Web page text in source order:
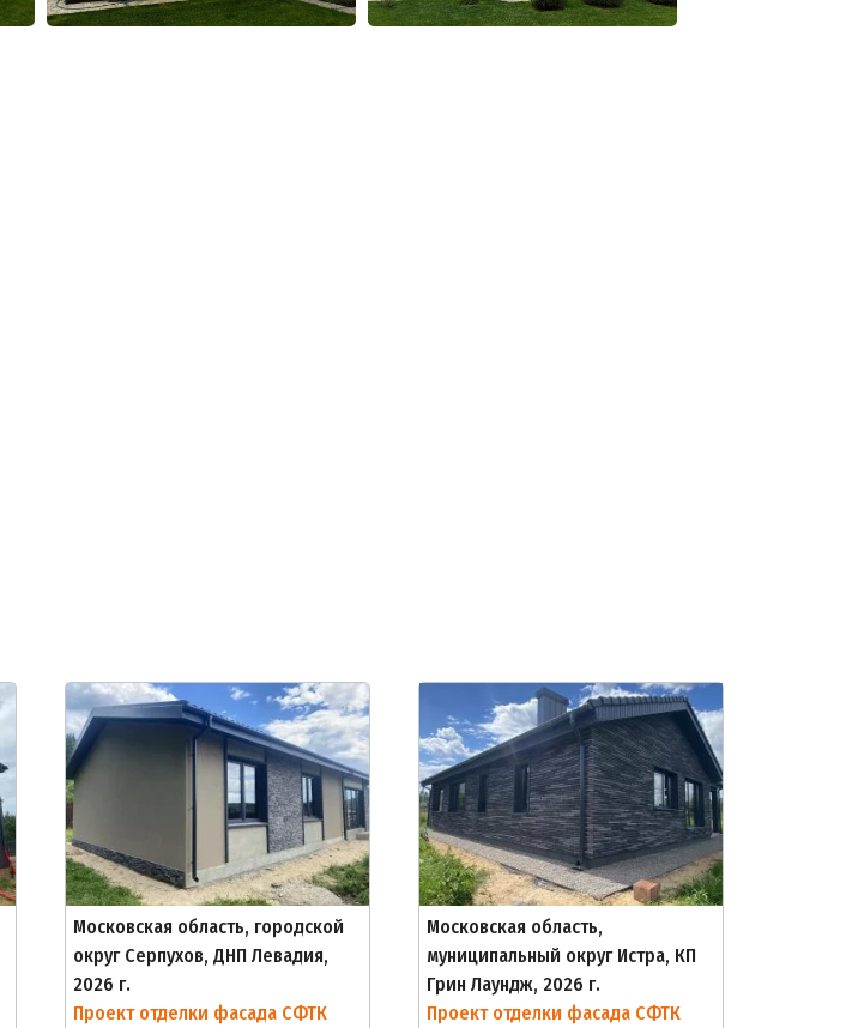
Московская область, городской
округ Серпухов, ДНП Левадия,
2026 г.
Проект отделки фасада СФТК
Московская область,
муниципальный округ Истра, КП
Грин Лаундж, 2026 г.
Проект отделки фасада СФТК